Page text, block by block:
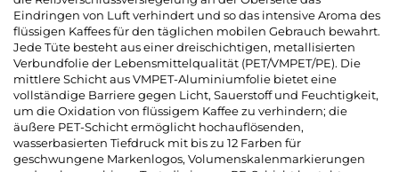
Eindringen von Luft verhindert und so das intensive Aroma des
flüssigen Kaffees für den täglichen mobilen Gebrauch bewahrt.
Jede Tüte besteht aus einer dreischichtigen, metallisierten
Verbundfolie der Lebensmittelqualität (PET/VMPET/PE). Die
mittlere Schicht aus VMPET-Aluminiumfolie bietet eine
vollständige Barriere gegen Licht, Sauerstoff und Feuchtigkeit,
um die Oxidation von flüssigem Kaffee zu verhindern; die
äußere PET-Schicht ermöglicht hochauflösenden,
wasserbasierten Tiefdruck mit bis zu 12 Farben für
geschwungene Markenlogos, Volumenskalenmarkierungen